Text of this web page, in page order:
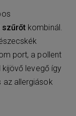
szűrőt kombinál.
port, a pollent
levegő így
az allergiások